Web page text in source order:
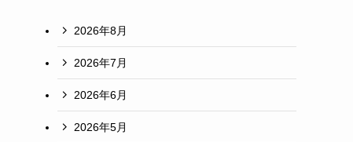
2026年8月
2026年7月
2026年6月
2026年5月